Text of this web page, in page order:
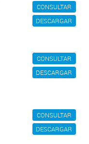
CONSULTAR
DESCARGAR
CONSULTAR
DESCARGAR
CONSULTAR
DESCARGAR